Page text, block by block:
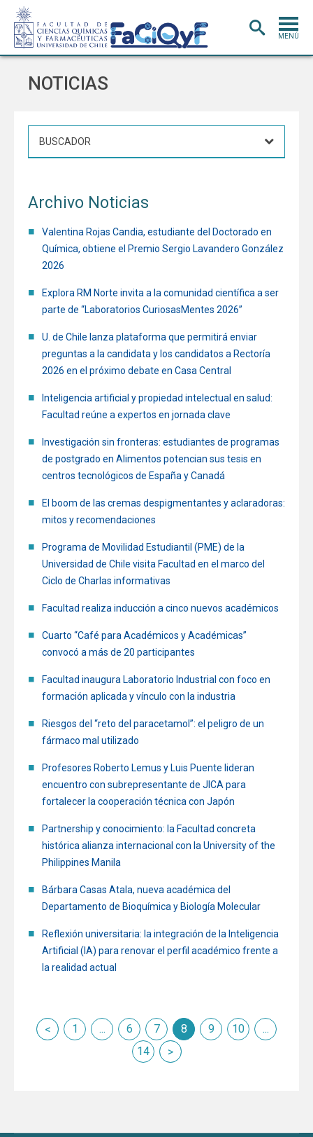
MENÚ
EXTENSIÓN
BIBLIOTECA
DEPARTAMENTOS
Estudiantes Académicos
Funcionarios Egresados
NOTICIAS
Archivo Noticias
Valentina Rojas Candia, estudiante del Doctorado en
Química, obtiene el Premio Sergio Lavandero González
2026
Explora RM Norte invita a la comunidad científica a ser
parte de “Laboratorios CuriosasMentes 2026”
U. de Chile lanza plataforma que permitirá enviar
preguntas a la candidata y los candidatos a Rectoría
2026 en el próximo debate en Casa Central
Inteligencia artificial y propiedad intelectual en salud:
Facultad reúne a expertos en jornada clave
Investigación sin fronteras: estudiantes de programas
de postgrado en Alimentos potencian sus tesis en
centros tecnológicos de España y Canadá
El boom de las cremas despigmentantes y aclaradoras:
mitos y recomendaciones
Programa de Movilidad Estudiantil (PME) de la
Universidad de Chile visita Facultad en el marco del
Ciclo de Charlas informativas
Facultad realiza inducción a cinco nuevos académicos
Cuarto “Café para Académicos y Académicas”
convocó a más de 20 participantes
Facultad inaugura Laboratorio Industrial con foco en
formación aplicada y vínculo con la industria
Riesgos del “reto del paracetamol”: el peligro de un
fármaco mal utilizado
Profesores Roberto Lemus y Luis Puente lideran
encuentro con subrepresentante de JICA para
fortalecer la cooperación técnica con Japón
Partnership y conocimiento: la Facultad concreta
histórica alianza internacional con la University of the
Philippines Manila
Bárbara Casas Atala, nueva académica del
Departamento de Bioquímica y Biología Molecular
Reflexión universitaria: la integración de la Inteligencia
Artificial (IA) para renovar el perfil académico frente a
la realidad actual
1 ... 6 7 8 9 10
...
14
siguiente